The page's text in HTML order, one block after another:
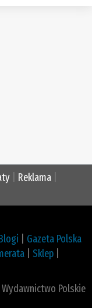
Reklama
Gazeta Polska
Sklep
Polskie